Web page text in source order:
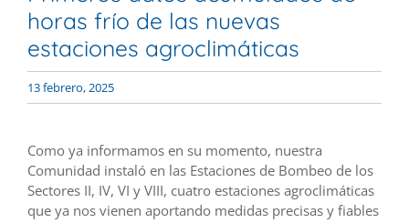
horas frío de las nuevas
estaciones agroclimáticas
13 febrero, 2025
Como ya informamos en su momento, nuestra
Comunidad instaló en las Estaciones de Bombeo de los
Sectores II, IV, VI y VIII, cuatro estaciones agroclimáticas
que ya nos vienen aportando medidas precisas y fiables